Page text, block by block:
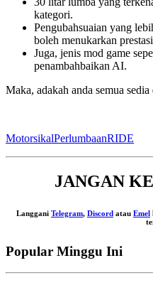
kategori.
Pengubahsuaian yang
boleh menukarkan
Juga, jenis mod game
penambahbaikan AI.
Maka, adakah anda semua
MotorsikalPerlumbaanRIDE
JANGAN
Langgani Telegram, Discord atau Emel
Popular Minggu Ini